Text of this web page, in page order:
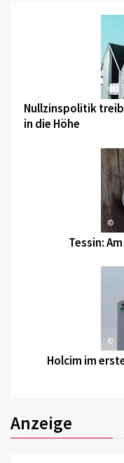
©
Nullzinspolitik
in die Höhe
©
Tessin:
©
Holcim im
Anzeige